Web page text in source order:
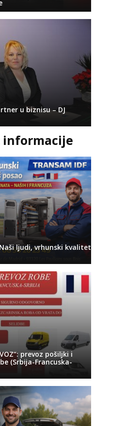
u biznisu – DJ
informacije
Naši ljudi, vrhunski kvalitet
prevoz pošiljki i
(Srbija-Francuska-